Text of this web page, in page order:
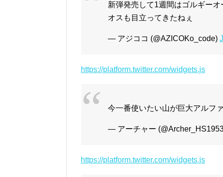
新弾発売して1週間はゴルギー
オスも目立ってきたねぇ
— アジココ (@AZICOKo_code)
https://platform.twitter.com/widgets.js
今一番使いたい山が巨大アルフ
— アーチャー
https://platform.twitter.com/widgets.js